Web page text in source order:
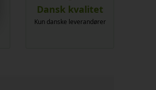
Dansk kvalitet
Kun danske leverandører